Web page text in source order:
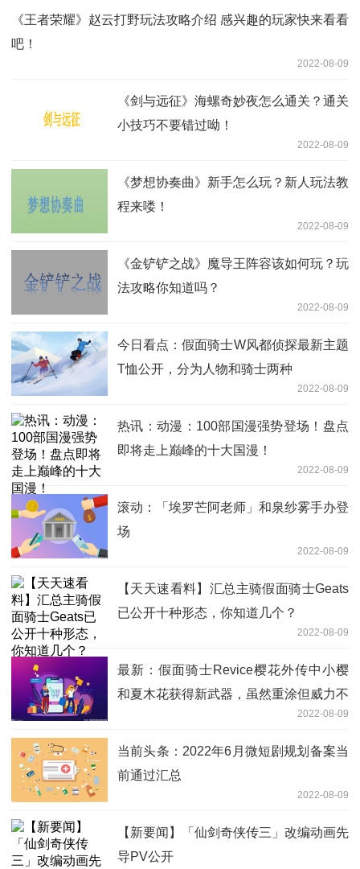
《王者荣耀》赵云打野玩法攻略介绍 感兴趣的玩家快来看看
吧！
2022-08-09
《剑与远征》海螺奇妙夜怎么通关？通关
小技巧不要错过呦！
2022-08-09
《梦想协奏曲》新手怎么玩？新人玩法教
程来喽！
2022-08-09
《金铲铲之战》魔导王阵容该如何玩？玩
法攻略你知道吗？
2022-08-09
今日看点：假面骑士W风都侦探最新主题
T恤公开，分为人物和骑士两种
2022-08-09
热讯：动漫：100部国漫强势登场！盘点
即将走上巅峰的十大国漫！
2022-08-09
滚动：「埃罗芒阿老师」和泉纱雾手办登
场
2022-08-09
【天天速看料】汇总主骑假面骑士Geats
已公开十种形态，你知道几个？
2022-08-09
最新：假面骑士Revice樱花外传中小樱
和夏木花获得新武器，虽然重涂但威力不
2022-08-09
当前头条：2022年6月微短剧规划备案当
前通过汇总
2022-08-09
【新要闻】「仙剑奇侠传三」改编动画先
导PV公开